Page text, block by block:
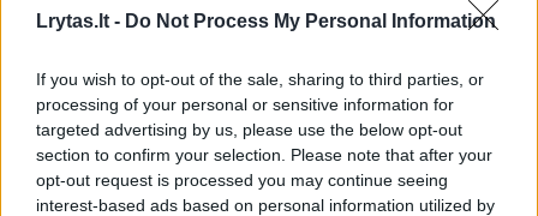
Lrytas.lt - Do Not Process My Personal Information
If you wish to opt-out of the sale, sharing to third parties, or
processing of your personal or sensitive information for
targeted advertising by us, please use the below opt-out
section to confirm your selection. Please note that after your
opt-out request is processed you may continue seeing
interest-based ads based on personal information utilized by
Susiję straipsniai